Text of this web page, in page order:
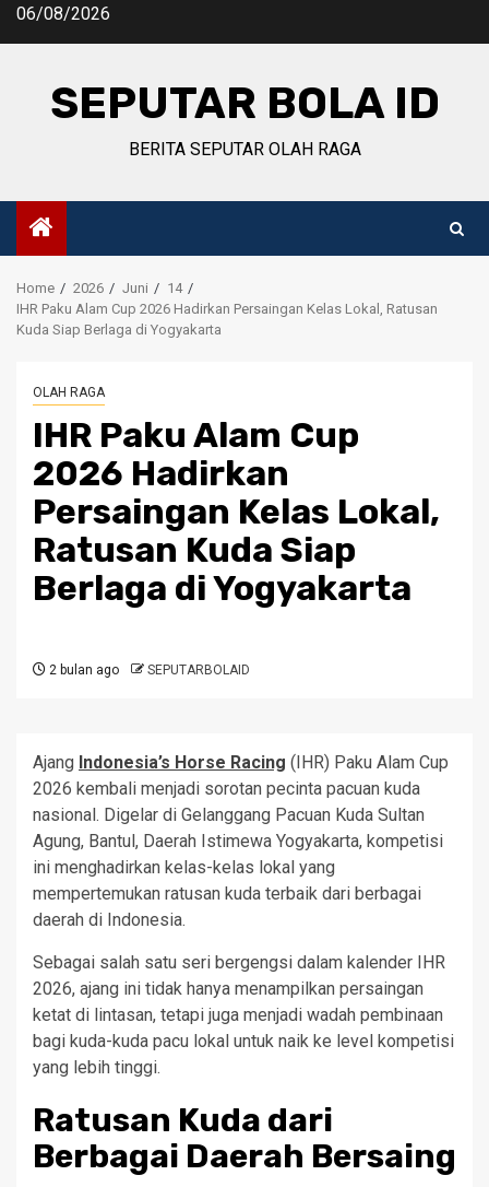
Skip06/08/2026
SEPUTAR BOLA ID
BERITA SEPUTAR OLAH RAGA
Home 2026 Juni
14
IHR Paku Alam Cup 2026 Hadirkan Persaingan Kelas Lokal, Ratusan
Kuda Siap Berlaga di Yogyakarta
OLAH RAGA
IHR Paku Alam Cup
2026 Hadirkan
Persaingan Kelas Lokal,
Ratusan Kuda Siap
Berlaga di Yogyakarta
2 bulan ago SEPUTARBOLAID
Ajang Indonesia’s Horse Racing (IHR) Paku Alam Cup
2026 kembali menjadi sorotan pecinta pacuan kuda
nasional. Digelar di Gelanggang Pacuan Kuda Sultan
Agung, Bantul, Daerah Istimewa Yogyakarta, kompetisi
ini menghadirkan kelas-kelas lokal yang
mempertemukan ratusan kuda terbaik dari berbagai
daerah di Indonesia.
Sebagai salah satu seri bergengsi dalam kalender IHR
2026, ajang ini tidak hanya menampilkan persaingan
ketat di lintasan, tetapi juga menjadi wadah pembinaan
bagi kuda-kuda pacu lokal untuk naik ke level kompetisi
yang lebih tinggi.
Ratusan Kuda dari
Berbagai Daerah Bersaing